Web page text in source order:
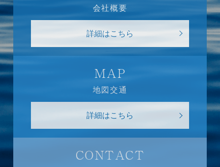
会社概要
詳細はこちら
MAP
地図交通
詳細はこちら
CONTACT